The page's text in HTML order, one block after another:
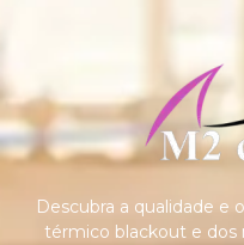
Descubra a qualidade
térmico blackout e dos